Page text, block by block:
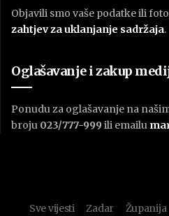
Objavili smo vaše podatke ili
zahtjev za uklanjanje sadržaja.
Oglašavanje i zakup
Ponudu za oglašavanje na
broju 023/777-999 ili emailu
Sve vijesti Zadar Županija